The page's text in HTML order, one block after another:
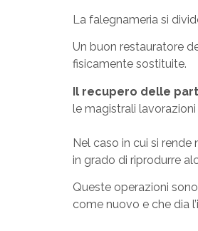
La falegnameria si
Un buon restauratore
fisicamente sostituite.
Il recupero delle
le magistrali
Nel caso in cui si rende
in grado di riprodurre
Queste operazioni
come nuovo e che dia